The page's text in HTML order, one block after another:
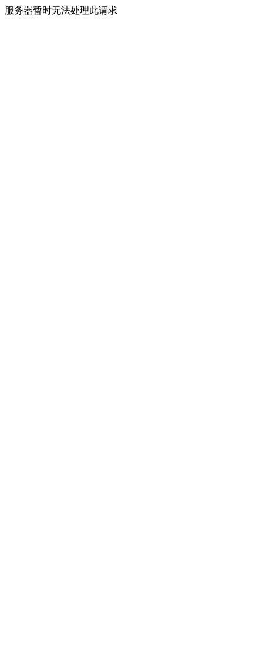
服务器暂时无法处理此请求